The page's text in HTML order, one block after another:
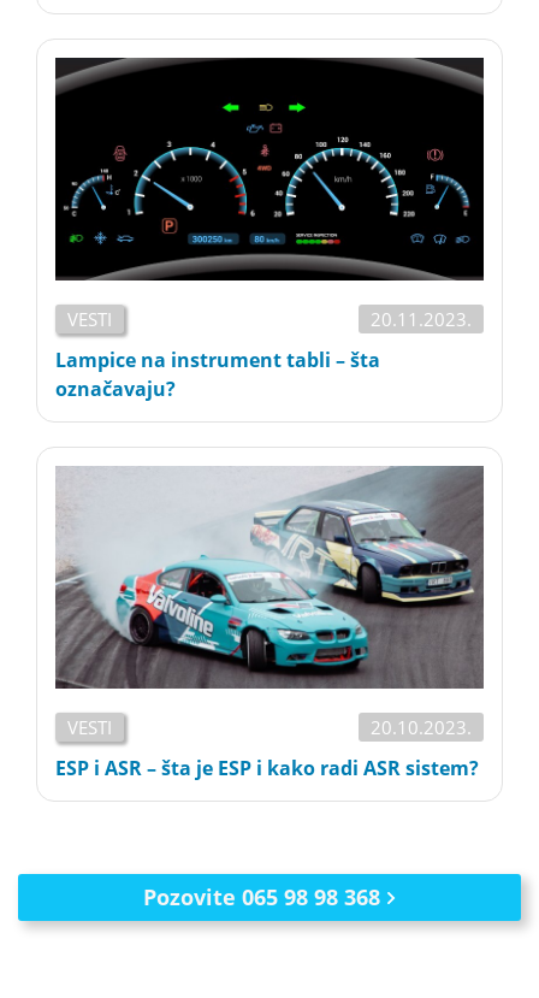
VESTI 20.11.2023.
Lampice na instrument tabli – šta
označavaju?
VESTI 20.10.2023.
ESP i ASR – šta je ESP i kako radi ASR sistem?
Pozovite 065 98 98 368